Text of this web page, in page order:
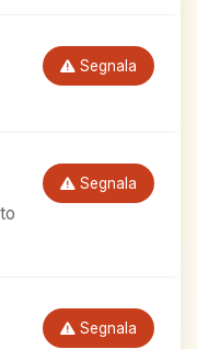
Segnala
Segnala
Segnala